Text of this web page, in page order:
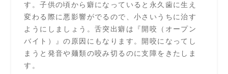
す。子供の頃から癖になっていると永久歯に生え
変わる際に悪影響がでるので、小さいうちに治す
ようにしましょう。舌突出癖は『開咬（オープン
バイト）』の原因にもなります。開咬になってし
まうと発音や麺類の咬み切るのに支障をきたしま
す。